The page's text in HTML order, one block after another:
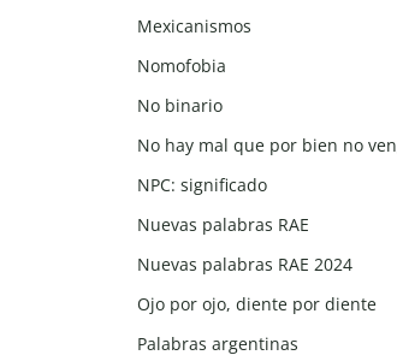
Mexicanismos
Nomofobia
No binario
No hay mal que por bien no
NPC: significado
Nuevas palabras RAE
Nuevas palabras RAE 2024
Ojo por ojo, diente por diente
Palabras argentinas